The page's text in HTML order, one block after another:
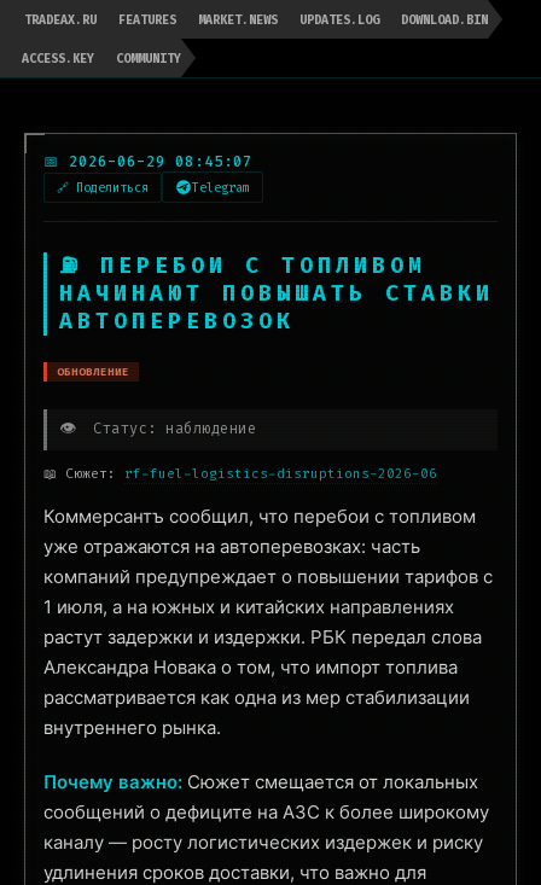
TRADEAX.RU FEATURES MARKET.NEWS UPDATES.LOG DOWNLOAD.BIN
ACCESS.KEY COMMUNITY
📅 2026-06-29 08:45:07
🔗 Поделиться Telegram
⛽ ПЕРЕБОИ С ТОПЛИВОМ
НАЧИНАЮТ ПОВЫШАТЬ СТАВКИ
АВТОПЕРЕВОЗОК
ОБНОВЛЕНИЕ
👁️ Статус: наблюдение
📖 Сюжет: rf-fuel-logistics-disruptions-2026-06
Коммерсантъ сообщил, что перебои с топливом
уже отражаются на автоперевозках: часть
компаний предупреждает о повышении тарифов с
1 июля, а на южных и китайских направлениях
растут задержки и издержки. РБК передал слова
Александра Новака о том, что импорт топлива
рассматривается как одна из мер стабилизации
внутреннего рынка.
Почему важно: Сюжет смещается от локальных
сообщений о дефиците на АЗС к более широкому
каналу — росту логистических издержек и риску
удлинения сроков доставки, что важно для